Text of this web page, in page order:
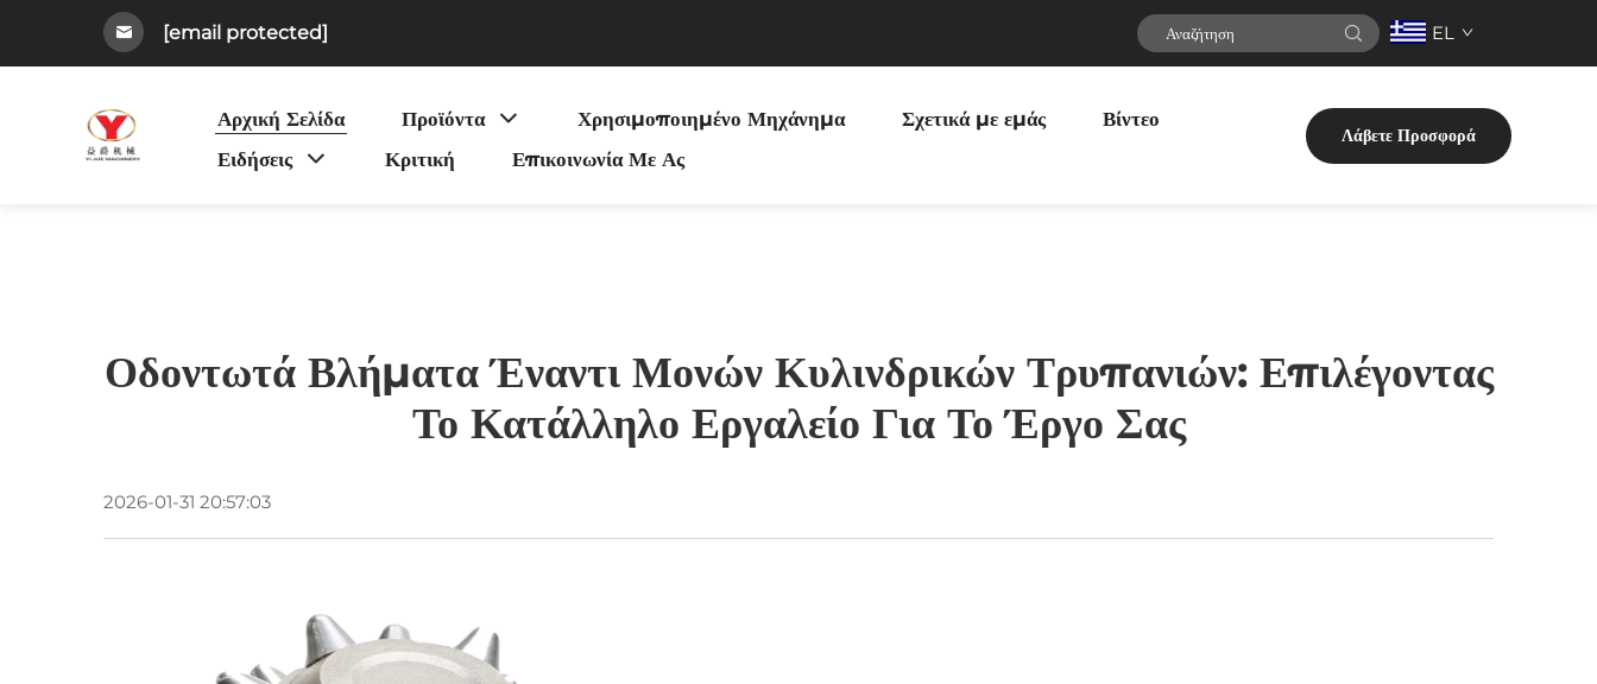
[email protected] EL
Αρχική Σελίδα Προϊόντα Χρησιμοποιημένο Μηχάνημα Σχετικά με εμάς
Βίντεο
Ειδήσεις
Κριτική Επικοινωνία Με Ας
Λάβετε Προσφορά
Οδοντωτά Βλήματα Έναντι Μονών Κυλινδρικών Τρυπανιών: Επιλέγοντας
Το Κατάλληλο Εργαλείο Για Το Έργο Σας
2026-01-31 20:57:03